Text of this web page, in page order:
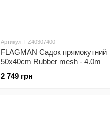
Артикул: FZ40307400
FLAGMAN Садок прямокутний
50x40cm Rubber mesh - 4.0m
2 749 грн